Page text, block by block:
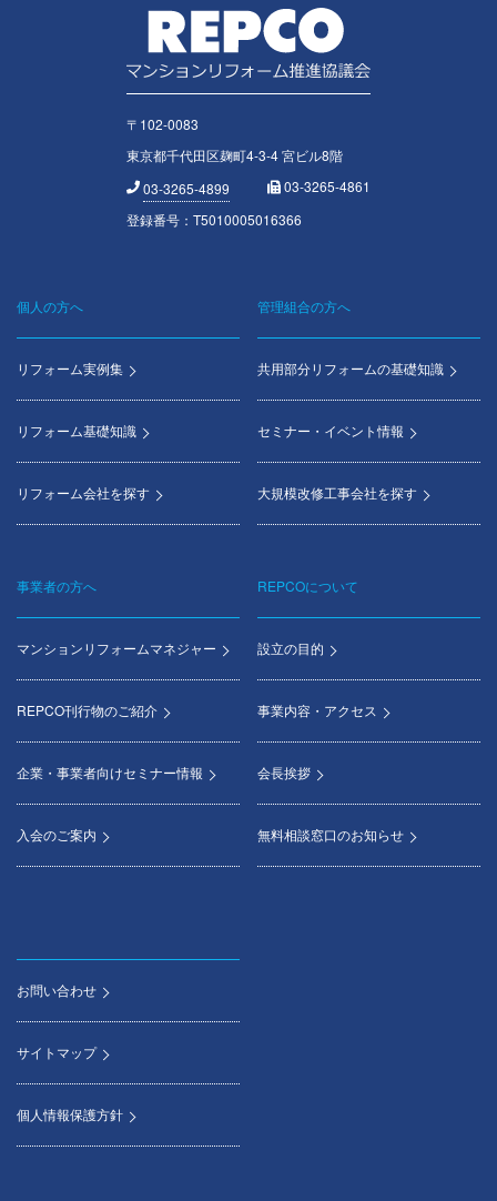
〒102-0083
東京都千代田区麹町4-3-4 宮ビル8階
03-3265-4899
03-3265-4861
登録番号：T5010005016366
Footer
menu
個人の方へ
リフォーム実例集
リフォーム基礎知識
リフォーム会社を探す
管理組合の方へ
共用部分リフォームの基礎知識
セミナー・イベント情報
大規模改修工事会社を探す
事業者の方へ
マンションリフォームマネジャー
REPCO刊行物のご紹介
企業・事業者向けセミナー情報
入会のご案内
REPCOについて
設立の目的
事業内容・アクセス
会長挨拶
無料相談窓口のお知らせ
お問い合わせ
サイトマップ
個人情報保護方針